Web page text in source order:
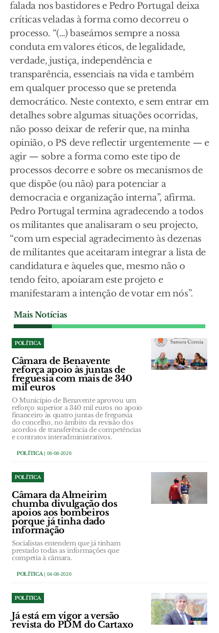
falada nos bastidores e Pedro Portugal deixa
críticas veladas à forma como decorreu o
processo. “(…) baseámos sempre a nossa
conduta em valores éticos, de legalidade,
verdade, justiça, independência e
transparência, essenciais na vida e também
em qualquer processo que se pretenda
democrático. Neste contexto, e sem entrar em
detalhes sobre algumas situações ocorridas,
não posso deixar de referir que, na minha
opinião, o PS deve reflectir urgentemente — e
agir — sobre a forma como este tipo de
processos decorre e sobre os mecanismos de
que dispõe (ou não) para potenciar a
democracia e organização interna”, afirma.
Pedro Portugal termina agradecendo a todos
os militantes que analisaram o seu projecto,
“com um especial agradecimento às dezenas
de militantes que aceitaram integrar a lista de
candidatura e àqueles que, mesmo não o
tendo feito, apoiaram este projeto e
manifestaram a intenção de votar em nós”.
Mais Notícias
POLÍTICA
Câmara de Benavente
reforça apoio às juntas de
freguesia com mais de 340
mil euros
O Município de Benavente aprovou um
reforço superior a 340 mil euros no apoio
financeiro às quatro juntas de freguesia
do concelho, no âmbito da revisão dos
acordos de transferência de competências
e contratos interadministrativos.
POLÍTICA| 06-08-2026
POLÍTICA
Câmara da Almeirim
chumba divulgação dos
apoios aos bombeiros
porque já tinha dado
informação
Socialistas entendem que já tinham
prestado todas as informações que
competia à câmara.
POLÍTICA| 04-08-2026
POLÍTICA
Já está em vigor a versão
revista do PDM do Cartaxo